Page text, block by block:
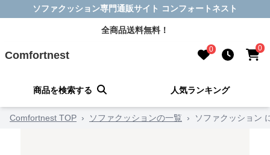
ソファクッション専門通販サイト コンフォートネスト
全商品送料無料！
Comfortnest 0 0
商品を検索する 人気ランキング
Comfortnest TOP › ソファクッションの一覧 › ソファクッション